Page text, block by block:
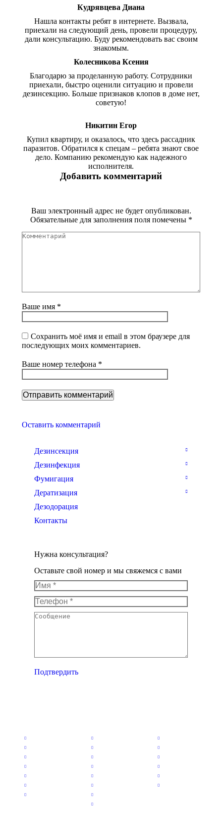
Кудрявцева Диана
Нашла контакты ребят в интернете. Вызвала,
приехали на следующий день, провели процедуру,
дали консультацию. Буду рекомендовать вас своим
знакомым.
Колесникова Ксения
Благодарю за проделанную работу. Сотрудники
приехали, быстро оценили ситуацию и провели
дезинсекцию. Больше признаков клопов в доме нет,
советую!
Никитин Егор
Купил квартиру, и оказалось, что здесь рассадник
паразитов. Обратился к спецам – ребята знают свое
дело. Компанию рекомендую как надежного
исполнителя.
Добавить комментарий
Ваш электронный адрес не будет опубликован.
Обязательные для заполнения поля помечены *
Комментарий
Ваше имя *
Сохранить моё имя и email в этом браузере для
последующих моих комментариев.
Ваше номер телефона *
Оставить комментарий
Дезинсекция
Дезинфекция
Фумигация
Дератизация
Дезодорация
Контакты
Нужна консультация?
Оставьте свой номер и мы свяжемся с вами
Имя *
Телефон *
Сообщение
Подтвердить